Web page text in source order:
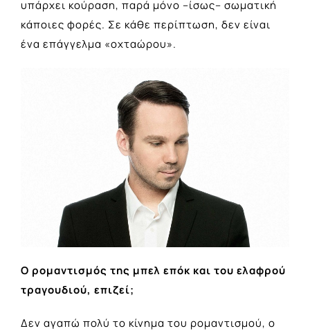
υπάρχει κούραση, παρά μόνο –ίσως– σωματική
κάποιες φορές. Σε κάθε περίπτωση, δεν είναι
ένα επάγγελμα «οχταώρου».
Ο ρομαντισμός της μπελ επόκ και του ελαφρού
τραγουδιού, επιζεί;
Δεν αγαπώ πολύ το κίνημα του ρομαντισμού, ο